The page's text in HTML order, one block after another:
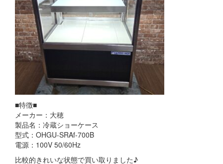
■特徴■
メーカー：大穂
製品名：冷蔵ショーケース
型式：OHGU-SRAf-700B
電源：100V 50/60Hz
比較的きれいな状態で買い取りました♪